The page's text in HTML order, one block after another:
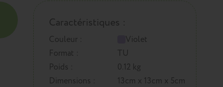
Caractéristiques :
Couleur :
Violet
Format :
TU
Poids :
0.12 kg
Dimensions :
13cm x 13cm x 5cm